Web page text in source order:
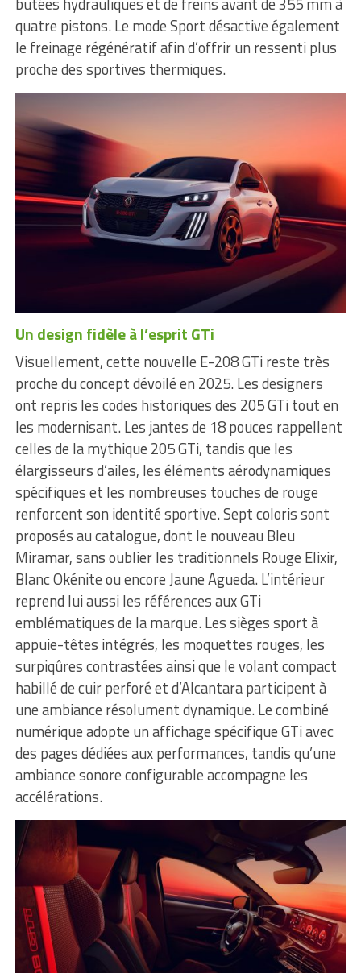
quatre pistons. Le mode Sport désactive également
le freinage régénératif afin d’offrir un ressenti plus
proche des sportives thermiques.
Un design fidèle à l’esprit GTi
Visuellement, cette nouvelle E-208 GTi reste très
proche du concept dévoilé en 2025. Les designers
ont repris les codes historiques des 205 GTi tout en
les modernisant. Les jantes de 18 pouces rappellent
celles de la mythique 205 GTi, tandis que les
élargisseurs d’ailes, les éléments aérodynamiques
spécifiques et les nombreuses touches de rouge
renforcent son identité sportive. Sept coloris sont
proposés au catalogue, dont le nouveau Bleu
Miramar, sans oublier les traditionnels Rouge Elixir,
Blanc Okénite ou encore Jaune Agueda. L’intérieur
reprend lui aussi les références aux GTi
emblématiques de la marque. Les sièges sport à
appuie-têtes intégrés, les moquettes rouges, les
surpiqûres contrastées ainsi que le volant compact
habillé de cuir perforé et d’Alcantara participent à
une ambiance résolument dynamique. Le combiné
numérique adopte un affichage spécifique GTi avec
des pages dédiées aux performances, tandis qu’une
ambiance sonore configurable accompagne les
accélérations.